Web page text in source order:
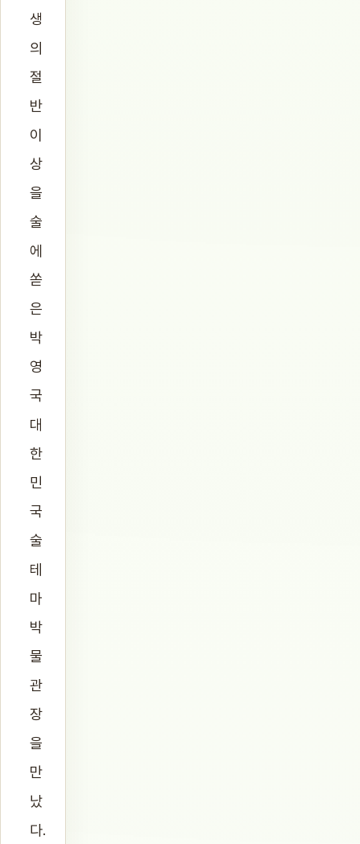
생
의
절
반
이
상
을
술
에
쏟
은
박
영
국
대
한
민
국
술
테
마
박
물
관
장
을
만
났
다.